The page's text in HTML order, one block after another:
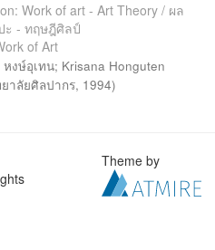
Work of art - Art Theory / ผล
ะ - ทฤษฎีศิลป์
of Art
งษ์อุเทน; Krisana Honguten
าลัยศิลปากร, 1994)
Theme by